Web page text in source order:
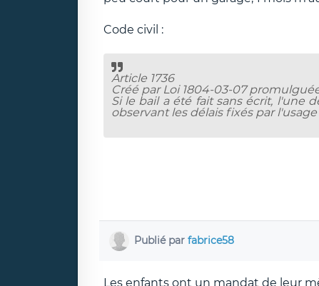
Code civil :
Article 1736
Créé par Loi 1804-03-07
Si le bail a été fait sans écrit, l'une
observant les délais fixés par
Publié par fabrice58
Les enfants ont un mandat de leur